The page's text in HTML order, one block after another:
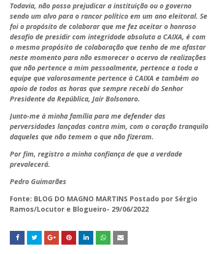
Todavia, não posso prejudicar a instituição ou o governo
sendo um alvo para o rancor político em um ano eleitoral. Se
foi o propósito de colaborar que me fez aceitar o honroso
desafio de presidir com integridade absoluta a CAIXA, é com
o mesmo propósito de colaboração que tenho de me afastar
neste momento para não esmorecer o acervo de realizações
que não pertence a mim pessoalmente, pertence a toda a
equipe que valorosamente pertence à CAIXA e também ao
apoio de todos as horas que sempre recebi do Senhor
Presidente da República, Jair Bolsonaro.
Junto-me à minha família para me defender das
perversidades lançadas contra mim, com o coração tranquilo
daqueles que não temem o que não fizeram.
Por fim, registro a minha confiança de que a verdade
prevalecerá.
Pedro Guimarães
Fonte: BLOG DO MAGNO MARTINS Postado por Sérgio
Ramos/Locutor e Blogueiro- 29/06/2022